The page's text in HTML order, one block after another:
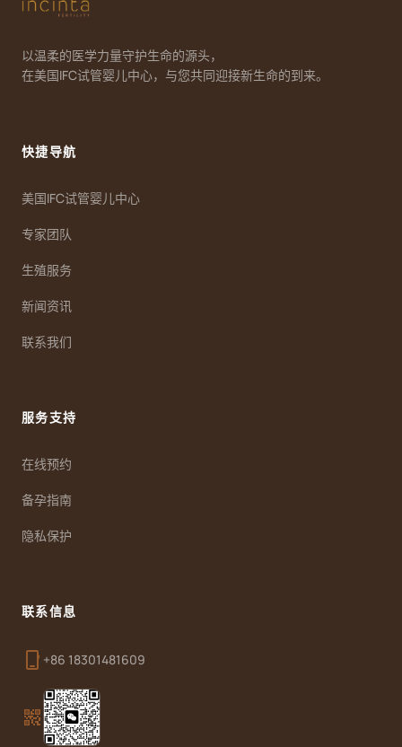
以温柔的医学力量守护生命的源头，
在美国IFC试管婴儿中心，与您共同迎接新生命的到来。
快捷导航
美国IFC试管婴儿中心
专家团队
生殖服务
新闻资讯
联系我们
服务支持
在线预约
备孕指南
隐私保护
联系信息
phone_iphone +86 18301481609
qr_code_2